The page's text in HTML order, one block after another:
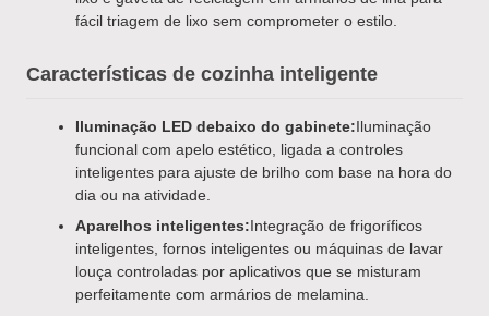
fácil triagem de lixo sem comprometer o estilo.
Características de cozinha inteligente
Iluminação LED debaixo do gabinete:Iluminação
funcional com apelo estético, ligada a controles
inteligentes para ajuste de brilho com base na hora do
dia ou na atividade.
Aparelhos inteligentes:Integração de frigoríficos
inteligentes, fornos inteligentes ou máquinas de lavar
louça controladas por aplicativos que se misturam
perfeitamente com armários de melamina.